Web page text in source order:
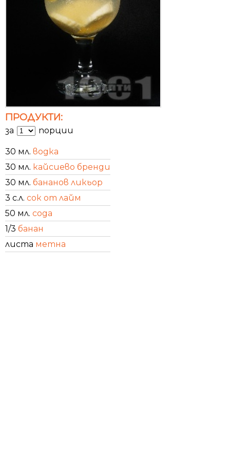
ПРОДУКТИ:
за порции
30 мл. водка
30 мл. кайсиево бренди
30 мл. бананов ликьор
3 с.л. сок от лайм
50 мл. сода
1/3 банан
листа метна